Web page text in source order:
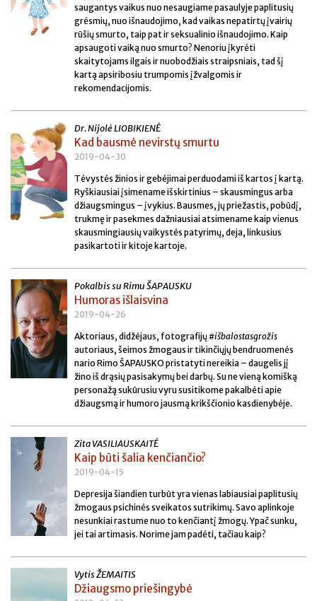
saugantys vaikus nuo nesaugiame pasaulyje paplitusių
grėsmių, nuo išnaudojimo, kad vaikas nepatirtų įvairių
rūšių smurto, taip pat ir seksualinio išnaudojimo. Kaip
apsaugoti vaiką nuo smurto? Nenoriu įkyrėti
skaitytojams ilgais ir nuobodžiais straipsniais, tad šį
kartą apsiribosiu trumpomis įžvalgomis ir
rekomendacijomis.
Dr. Nijolė LIOBIKIENĖ
Kad bausmė nevirstų smurtu
2019-04-30
Tėvystės žinios ir gebėjimai perduodami iš kartos į kartą.
Ryškiausiai įsimename išskirtinius – skausmingus arba
džiaugsmingus – įvykius. Bausmes, jų priežastis, pobūdį,
trukmę ir pasekmes dažniausiai atsimename kaip vienus
skausmingiausių vaikystės patyrimų, deja, linkusius
pasikartoti ir kitoje kartoje.
Pokalbis su Rimu ŠAPAUSKU
Humoras išlaisvina
2019-04-26
Aktoriaus, didžėjaus, fotografijų#išbalostasgrožis
autoriaus, šeimos žmogaus ir tikinčiųjų bendruomenės
nario Rimo ŠAPAUSKO pristatyti nereikia – daugelis jį
žino iš drąsių pasisakymų bei darbų. Su ne vieną komišką
personažą sukūrusiu vyru susitikome pakalbėti apie
džiaugsmą ir humoro jausmą krikščionio kasdienybėje.
Zita VASILIAUSKAITĖ
Kaip būti šalia kenčiančio?
2019-04-15
Depresija šiandien turbūt yra vienas labiausiai paplitusių
žmogaus psichinės sveikatos sutrikimų. Savo aplinkoje
nesunkiai rastume nuo to kenčiantį žmogų. Ypač sunku,
jei tai artimasis. Norime jam padėti, tačiau kaip?
Vytis ŽEMAITIS
Džiaugsmo priešingybė